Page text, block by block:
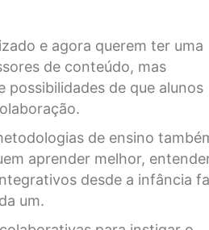
e agora querem ter uma
de conteúdo, mas
possibilidades de que alunos
de ensino
aprender melhor,
desde a infância
um.